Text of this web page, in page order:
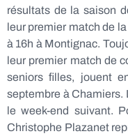
résultats de la saison
leur premier match de
à 16h à Montignac.
leur premier match de
seniors filles, jouent
septembre à Chamiers.
le week­-end suivant.
Christophe Plazanet